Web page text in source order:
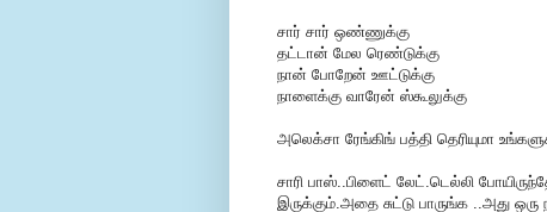
சார் சார் ஒண்ணுக்கு
தட்டான் மேல ரெண்டுக்கு
நான் போறேன் ஊட்டுக்கு
நாளைக்கு வாரேன் ஸ்கூலுக்கு
அலெக்சா ரேங்கிங் பத்தி தெரியுமா
சாரி பாஸ்..பிளைட் லேட்.டெல்லி
இருக்கும்.அதை சுட்டு பாருங்க ..அது